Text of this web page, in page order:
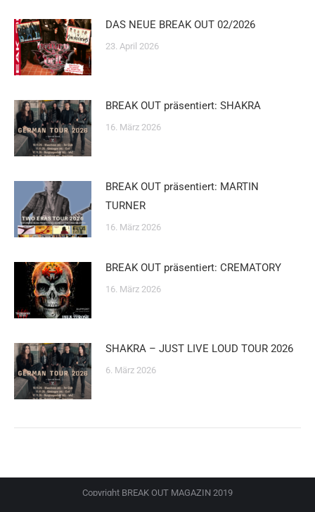
DAS NEUE BREAK OUT 02/2026
23. April 2026
BREAK OUT präsentiert: SHAKRA
16. März 2026
BREAK OUT präsentiert: MARTIN
TURNER
16. März 2026
BREAK OUT präsentiert: CREMATORY
16. März 2026
SHAKRA – JUST LIVE LOUD TOUR 2026
6. März 2026
Copyright BREAK OUT MAGAZIN 2019